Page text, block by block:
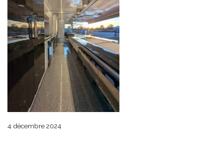
4 décembre 2024